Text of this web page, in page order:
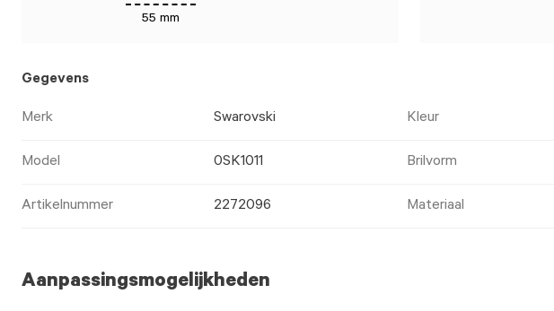
55 mm
Gegevens
Merk Swarovski Kleur
Model 0SK1011 Brilvorm
Artikelnummer 2272096 Materiaal
Aanpassingsmogelijkheden